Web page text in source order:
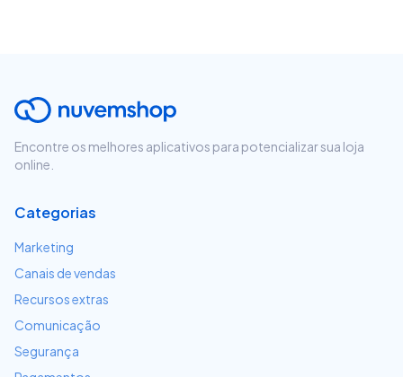
Encontre os melhores aplicativos para potencializar sua loja
online.
Categorias
Marketing
Canais de vendas
Recursos extras
Comunicação
Segurança